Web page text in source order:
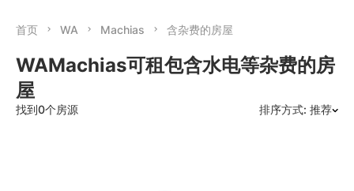
首页 WA Machias 含杂费的房屋
WAMachias可租包含水电等杂费的房
屋
找到0个房源 排序方式: 推荐